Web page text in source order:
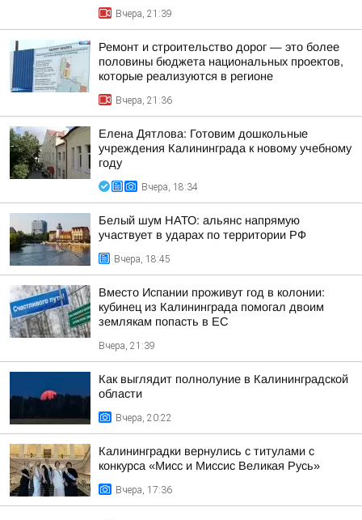
Вчера, 21:39
Ремонт и строительство дорог — это более
половины бюджета национальных проектов,
которые реализуются в регионе
Вчера, 21:36
Елена Дятлова: Готовим дошкольные
учреждения Калининграда к новому учебному
году
Вчера, 18:34
Белый шум НАТО: альянс напрямую
участвует в ударах по территории РФ
Вчера, 18:45
Вместо Испании проживут год в колонии:
кубинец из Калининграда помогал двоим
землякам попасть в ЕС
Вчера, 21:39
Как выглядит полнолуние в Калининградской
области
Вчера, 20:22
Калининградки вернулись с титулами с
конкурса «Мисс и Миссис Великая Русь»
Вчера, 17:36